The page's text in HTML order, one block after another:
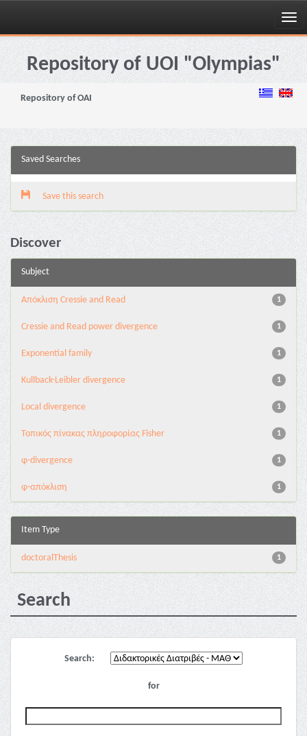
Skip
navigationRepository of UOI "Olympias"
Repository of OAI
Saved Searches
Save this search
Discover
Subject
1
Aπόκλιση Cressie and Read
1
Cressie and Read power divergence
1
Exponential family
1
Kullback-Leibler divergence
1
Local divergence
1
Τοπικός πίνακας πληροφορίας Fisher
1
φ-divergence
1
φ-απόκλιση
Item Type
1
doctoralThesis
Search
Search:
for